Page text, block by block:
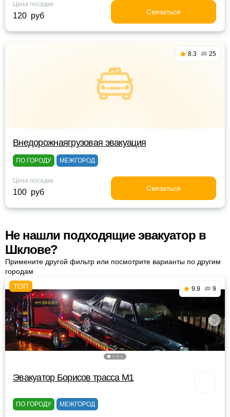
Цена посадки
120 руб Связаться
8.3 25
Внедорожнаягрузовая эвакуация
ПО ГОРОДУ МЕЖГОРОД
Цена посадки
100 руб Связаться
Не нашли подходящие эвакуатор в
Шклове?
Примените другой фильтр или посмотрите варианты по другим
городам
9.9 9
Эвакуатор Борисов трасса М1
ПО ГОРОДУ МЕЖГОРОД